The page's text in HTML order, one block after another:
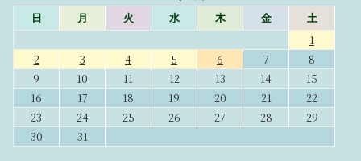
日 月 火 水 木 金 土
1
2
3 4 5 6 7
8
9
10 11 12 13 14
15
16
17 18 19 20 21
22
23
24 25 26 27 28
29
30
31